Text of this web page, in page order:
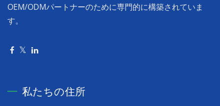
OEM/ODMパートナーのために専門的に構築されていま
す。
私たちの住所